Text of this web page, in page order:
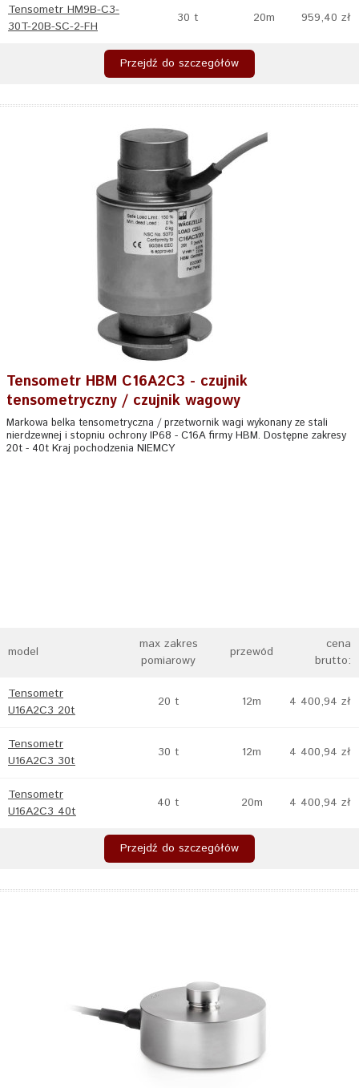
Tensometr HM9B-C3-
30T-20B-SC-2-FH
30 t 20m 959,40 zł
Przejdź do szczegółów
Tensometr HBM C16A2C3 - czujnik
tensometryczny / czujnik wagowy
Markowa belka tensometryczna / przetwornik wagi wykonany ze stali
nierdzewnej i stopniu ochrony IP68 - C16A firmy HBM. Dostępne zakresy
20t - 40t Kraj pochodzenia NIEMCY
model
max zakres
pomiarowy
przewód
cena
brutto:
Tensometr
U16A2C3 20t
20 t 12m 4 400,94 zł
Tensometr
U16A2C3 30t
30 t 12m 4 400,94 zł
Tensometr
U16A2C3 40t
40 t 20m 4 400,94 zł
Przejdź do szczegółów